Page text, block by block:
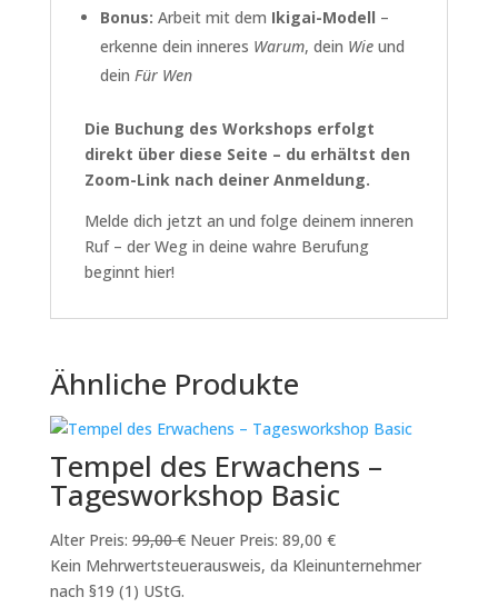
Bonus: Arbeit mit dem Ikigai-Modell –
erkenne dein inneres Warum, dein Wieund
dein Für Wen
Die Buchung des Workshops erfolgt
direkt über diese Seite – du erhältst den
Zoom-Link nach deiner Anmeldung.
Melde dich jetzt an und folge deinem inneren
Ruf – der Weg in deine wahre Berufung
beginnt hier!
Ähnliche Produkte
Tempel des Erwachens –
Tagesworkshop Basic
Alter Preis: 99,00€ Ursprünglicher
Preis
Neuer Preis: 89,00 €Aktueller
Preis
Kein Mehrwertsteuerausweis, da Kleinunternehmer
nach §19 (1) UStG.